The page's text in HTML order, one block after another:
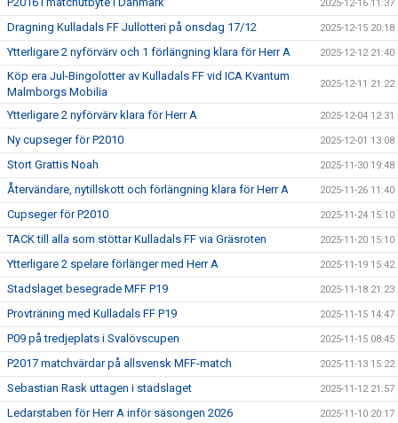
2025-12-16 11:37
Dragning Kulladals FF Jullotteri på onsdag 17/12 2025-12-15 20:18
Ytterligare 2 nyförvärv och 1 förlängning klara för Herr A 2025-12-12 21:40
Köp era Jul-Bingolotter av Kulladals FF vid ICA Kvantum
Malmborgs Mobilia
2025-12-11 21:22
Ytterligare 2 nyförvärv klara för Herr A 2025-12-04 12:31
Ny cupseger för P2010 2025-12-01 13:08
Stort Grattis Noah 2025-11-30 19:48
Återvändare, nytillskott och förlängning klara för Herr A 2025-11-26 11:40
Cupseger för P2010 2025-11-24 15:10
TACK till alla som stöttar Kulladals FF via Gräsroten 2025-11-20 15:10
Ytterligare 2 spelare förlänger med Herr A 2025-11-19 15:42
Stadslaget besegrade MFF P19 2025-11-18 21:23
Provträning med Kulladals FF P19 2025-11-15 14:47
P09 på tredjeplats i Svalövscupen 2025-11-15 08:45
P2017 matchvärdar på allsvensk MFF-match 2025-11-13 15:22
Sebastian Rask uttagen i stadslaget 2025-11-12 21:57
Ledarstaben för Herr A inför säsongen 2026 2025-11-10 20:17